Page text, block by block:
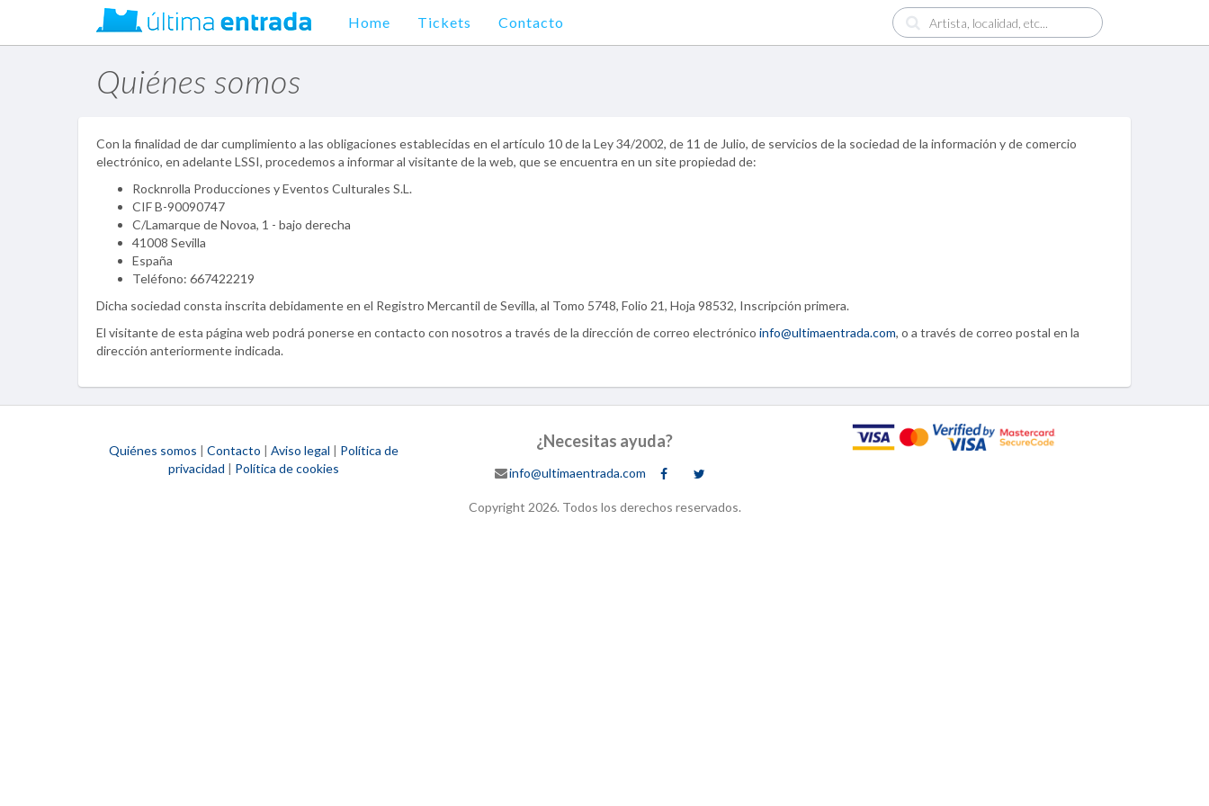
Home Tickets Contacto
Quiénes somos
Con la finalidad de dar cumplimiento a las obligaciones establecidas en el artículo 10 de la Ley 34/2002, de 11 de Julio, de servicios de la sociedad de la información y de comercio
electrónico, en adelante LSSI, procedemos a informar al visitante de la web, que se encuentra en un site propiedad de:
Rocknrolla Producciones y Eventos Culturales S.L.
CIF B-90090747
C/Lamarque de Novoa, 1 - bajo derecha
41008 Sevilla
España
Teléfono: 667422219
Dicha sociedad consta inscrita debidamente en el Registro Mercantil de Sevilla, al Tomo 5748, Folio 21, Hoja 98532, Inscripción primera.
El visitante de esta página web podrá ponerse en contacto con nosotros a través de la dirección de correo electrónico info@ultimaentrada.com, o a través de correo postal en la
dirección anteriormente indicada.
Quiénes somos | Contacto | Aviso legal | Política de
privacidad | Política de cookies
¿Necesitas ayuda?
info@ultimaentrada.com
Copyright 2026. Todos los derechos reservados.